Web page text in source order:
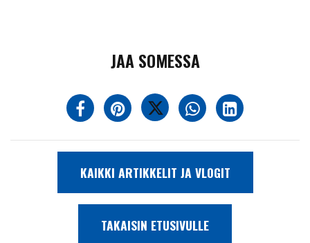
JAA SOMESSA
KAIKKI ARTIKKELIT JA VLOGIT
TAKAISIN ETUSIVULLE